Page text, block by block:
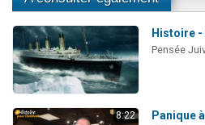
Histoire
Pensée
8:22 Panique